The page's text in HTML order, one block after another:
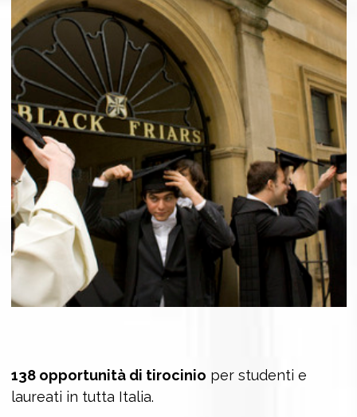
138 opportunità di tirocinio per studenti e
laureati in tutta Italia.